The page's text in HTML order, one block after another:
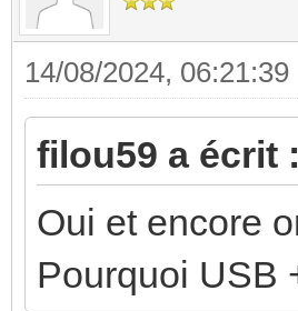
14/08/2024, 06:21:39
filou59 a écrit :
Oui et encore
Pourquoi USB